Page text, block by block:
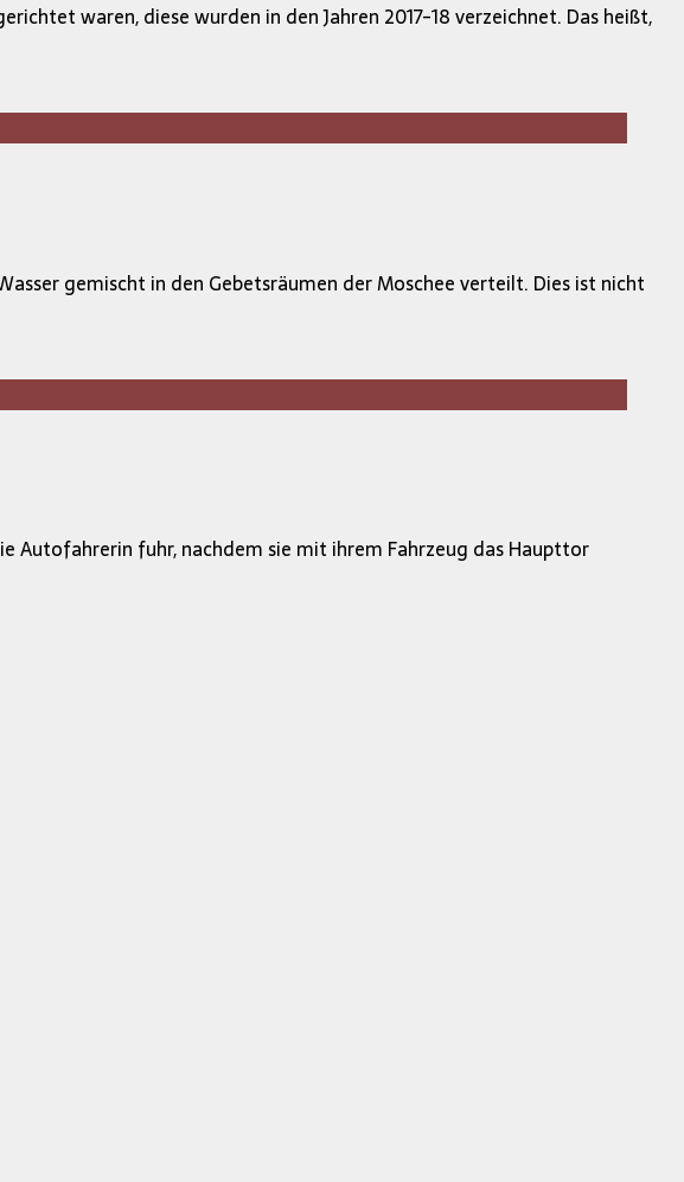
waren, diese wurden in den Jahren 2017-18 verzeichnet. Das heißt,
gemischt in den Gebetsräumen der Moschee verteilt. Dies ist nicht
Autofahrerin fuhr, nachdem sie mit ihrem Fahrzeug das Haupttor